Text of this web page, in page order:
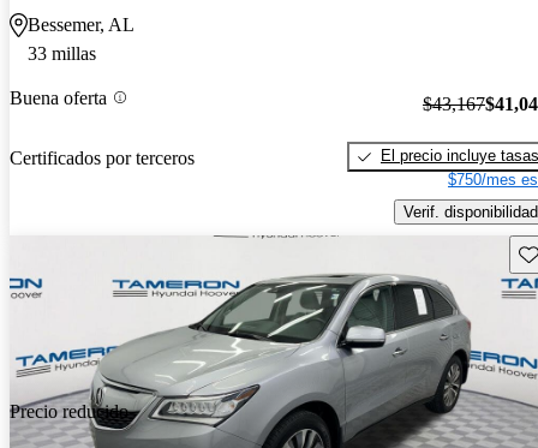
Bessemer, AL
33 millas
Buena oferta
Certificados por terceros
$43,167
El precio incluye tasas
$750/mes
Verif. disponibilidad
Precio reducido